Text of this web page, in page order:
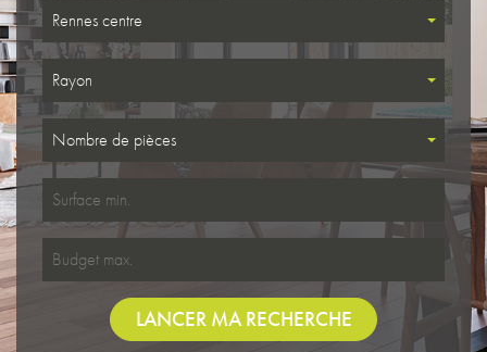
Rennes centre
Rayon
Nombre de pièces
LANCER MA RECHERCHE